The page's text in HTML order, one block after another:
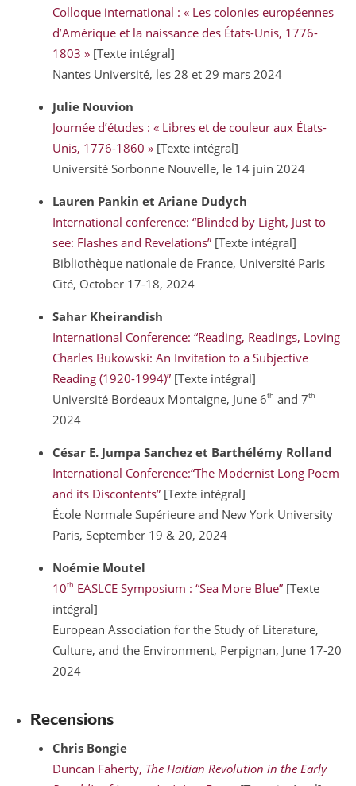
Colloque international : « Les colonies européennes
d’Amérique et la naissance des États-Unis, 1776-
1803 » [Texte intégral]
Nantes Université, les 28 et 29 mars 2024
Julie Nouvion
Journée d’études : « Libres et de couleur aux États-
Unis, 1776-1860 » [Texte intégral]
Université Sorbonne Nouvelle, le 14 juin 2024
Lauren Pankin et Ariane Dudych
International conference: “Blinded by Light, Just to
see: Flashes and Revelations” [Texte intégral]
Bibliothèque nationale de France, Université Paris
Cité, October 17-18, 2024
Sahar Kheirandish
International Conference:“Reading, Readings, Loving
Charles Bukowski: An Invitation to a Subjective
Reading (1920-1994)” [Texte intégral]
Université Bordeaux Montaigne, June 6th and 7th
2024
César E. JumpaSanchez et Barthélémy Rolland
International Conference:“The Modernist Long Poem
and its Discontents” [Texte intégral]
École Normale Supérieure and New York University
Paris, September 19 & 20, 2024
Noémie Moutel
10th EASLCE Symposium : “Sea More Blue” [Texte
intégral]
European Association for the Study of Literature,
Culture, and the Environment, Perpignan, June 17-20
2024
Recensions
Chris Bongie
Duncan Faherty, The Haitian Revolution in the Early